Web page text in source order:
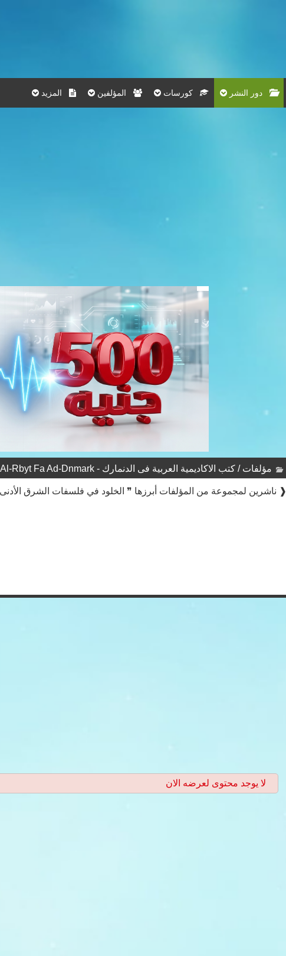
دور النشر كورسات المؤلفين المزيد
مؤلفات / كتب الاكاديمية العربية فى الدنمارك - Al-Akadymyt Al-Rbyt Fa Ad-Dnmark
❰ ناشرين لمجموعة من المؤلفات أبرزها ❞ الخلود في فلسفات الشرق
لا يوجد محتوى لعرضه الان